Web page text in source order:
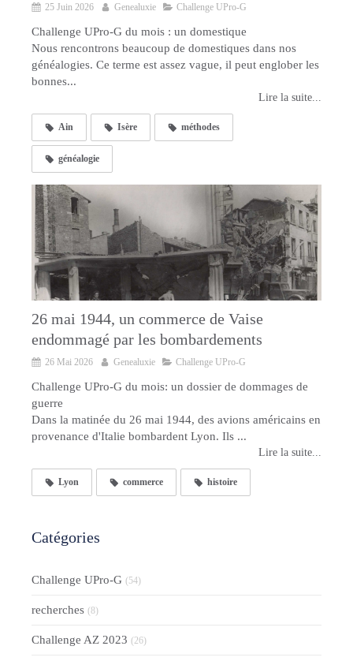
25 Juin 2026 Genealuxie Challenge UPro-G
Challenge UPro-G du mois : un domestique
Nous rencontrons beaucoup de domestiques dans nos
généalogies. Ce terme est assez vague, il peut englober les
bonnes...
Lire la suite...
Ain Isère méthodes
généalogie
26 mai 1944, un commerce de Vaise
endommagé par les bombardements
26 Mai 2026 Genealuxie Challenge UPro-G
Challenge UPro-G du mois: un dossier de dommages de
guerre
Dans la matinée du 26 mai 1944, des avions américains en
provenance d'Italie bombardent Lyon. Ils ...
Lire la suite...
Lyon commerce histoire
Catégories
Challenge UPro-G (54)
recherches (8)
Challenge AZ 2023 (26)